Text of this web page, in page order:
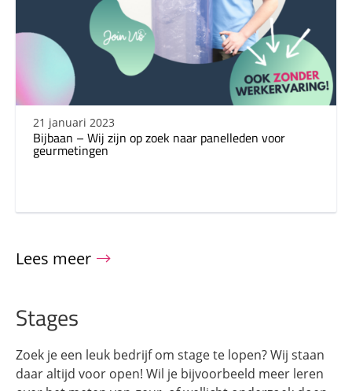
21 januari 2023
Bijbaan – Wij zijn op zoek naar panelleden voor
geurmetingen
Lees meer
Stages
Zoek je een leuk bedrijf om stage te lopen? Wij staan
daar altijd voor open! Wil je bijvoorbeeld meer leren